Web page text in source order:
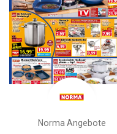
Norma Angebote